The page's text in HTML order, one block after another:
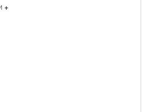
+